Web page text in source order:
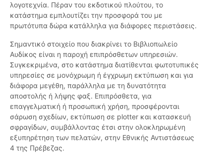
λογοτεχνία. Πέραν του εκδοτικού πλούτου, το
κατάστημα εμπλουτίζει την προσφορά του με
πρωτότυπα δώρα κατάλληλα για διάφορες περιστάσεις.
Σημαντικό στοιχείο που διακρίνει το Βιβλιοπωλείο
Αυδίκος είναι η παροχή επιπρόσθετων υπηρεσιών.
Συγκεκριμένα, στο κατάστημα διατίθενται φωτοτυπικές
υπηρεσίες σε μονόχρωμη ή έγχρωμη εκτύπωση και για
διάφορα μεγέθη, παράλληλα με τη δυνατότητα
αποστολής ή λήψης φαξ. Επιπρόσθετα, για
επαγγελματική ή προσωπική χρήση, προσφέρονται
σάρωση σχεδίων, εκτύπωση σε plotter και κατασκευή
σφραγίδων, συμβάλλοντας έτσι στην ολοκληρωμένη
εξυπηρέτηση των πελατών, στην Εθνικής Αντιστάσεως
4 της Πρέβεζας.